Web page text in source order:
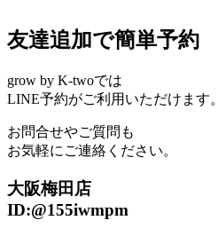
友達追加で簡単予約
grow by K-twoでは
LINE予約がご利用いただけます。
お問合せやご質問も
お気軽にご連絡ください。
大阪梅田店
ID:@155iwmpm